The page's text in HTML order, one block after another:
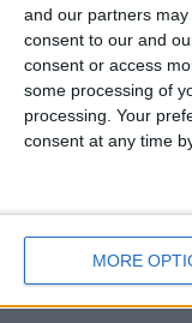
and our partners
consent to our and
consent or access
some processing of
processing. Your
consent at any time
MORE
presso
e dei
guida.
a tempo
il sito web
più vi interessa